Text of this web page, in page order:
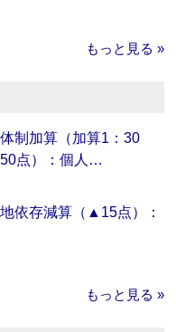
もっと見る »
制加算（加算1：30
点）：個人…
依存減算（▲15点）：
もっと見る »